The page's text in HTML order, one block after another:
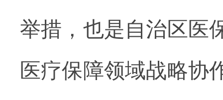
举措，也是自治区医
医疗保障领域战略协